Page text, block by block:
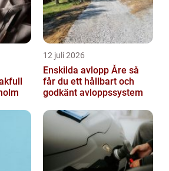
12 juli 2026
Enskilda avlopp Åre så
får du ett hållbart och
godkänt avloppssystem